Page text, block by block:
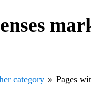
category Pages